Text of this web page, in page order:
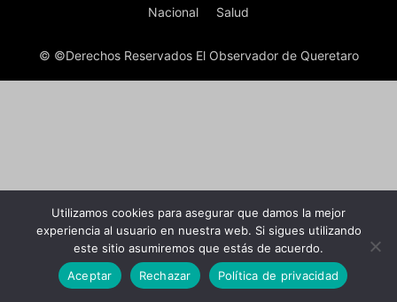
Nacional Salud
© ©Derechos Reservados El Observador de Queretaro
Utilizamos cookies para asegurar que damos la mejor
experiencia al usuario en nuestra web. Si sigues utilizando
este sitio asumiremos que estás de acuerdo.
Aceptar
Rechazar Política de privacidad